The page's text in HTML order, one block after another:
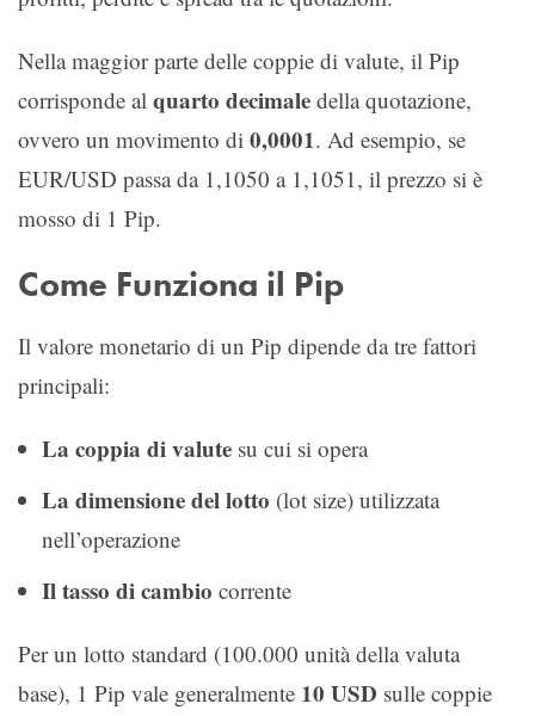
Nella maggior parte delle coppie di valute, il Pip
corrisponde al quarto decimale della quotazione,
ovvero un movimento di 0,0001. Ad esempio, se
EUR/USD passa da 1,1050 a 1,1051, il prezzo si è
mosso di 1 Pip.
Come Funziona il Pip
Il valore monetario di un Pip dipende da tre fattori
principali:
La coppia di valute su cui si opera
La dimensione del lotto (lot size) utilizzata
nell’operazione
Il tasso di cambio corrente
Per un lotto standard (100.000 unità della valuta
base), 1 Pip vale generalmente 10 USD sulle coppie